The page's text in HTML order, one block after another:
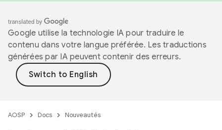
Google utilise la technologie IA pour traduire le
contenu dans votre langue préférée. Les traductions
générées par IA peuvent contenir des erreurs.
AOSP Docs Nouveautés